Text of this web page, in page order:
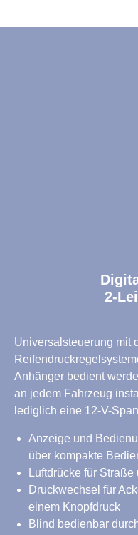
2-
Universalsteuerung mit
Anhänger bedient
an jedem Fahrzeug
lediglich eine 12-V-
Anzeige und
über kompakte
Luftdrücke für
Druckwechsel für
einem Knopfdruck
Blind bedienbar